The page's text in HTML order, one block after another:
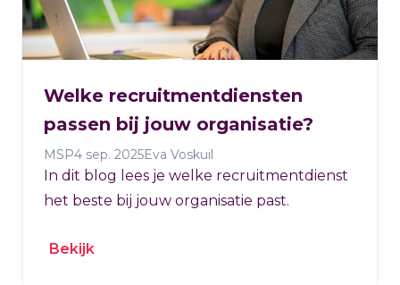
Welke recruitmentdiensten
passen bij jouw organisatie?
MSP4 sep. 2025Eva Voskuil
In dit blog lees je welke recruitmentdienst
het beste bij jouw organisatie past.
Bekijk